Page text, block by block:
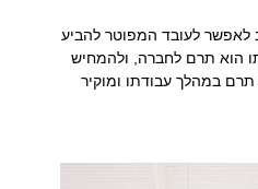
לאפשר לעובד המפוטר להביע
הוא תרם לחברה, ולהמחיש
במהלך עבודתו ומוקיר